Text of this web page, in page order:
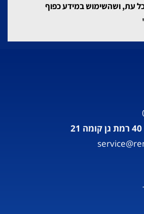
עת, ושהשימוש במידע כפוף